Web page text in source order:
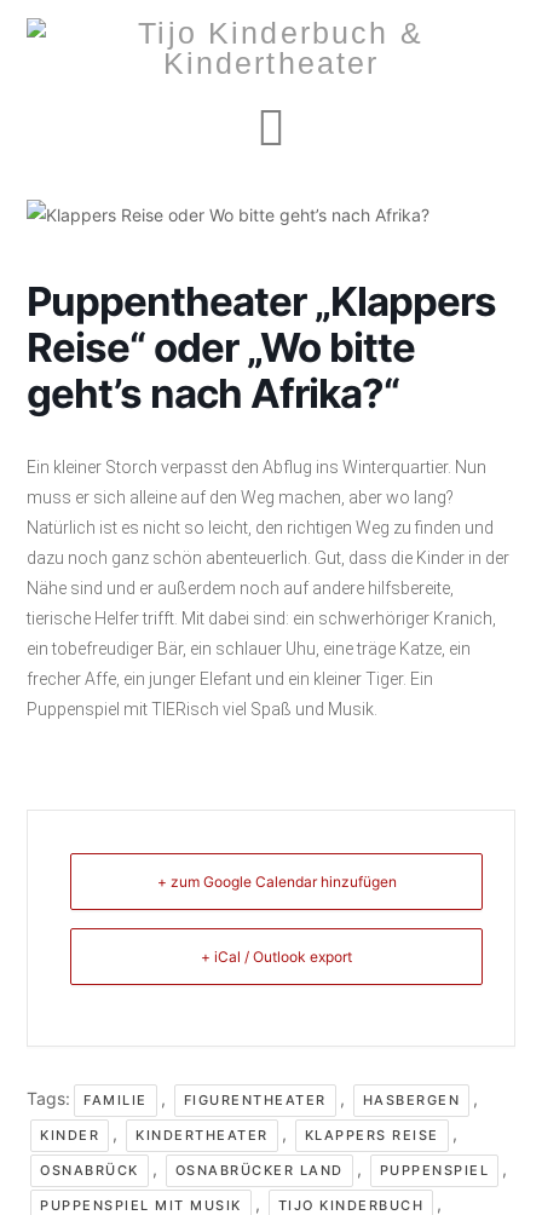
Puppentheater „Klappers
Reise“ oder „Wo bitte
geht’s nach Afrika?“
Ein kleiner Storch verpasst den Abflug ins Winterquartier. Nun
muss er sich alleine auf den Weg machen, aber wo lang?
Natürlich ist es nicht so leicht, den richtigen Weg zu finden und
dazu noch ganz schön abenteuerlich. Gut, dass die Kinder in der
Nähe sind und er außerdem noch auf andere hilfsbereite,
tierische Helfer trifft. Mit dabei sind: ein schwerhöriger Kranich,
ein tobefreudiger Bär, ein schlauer Uhu, eine träge Katze, ein
frecher Affe, ein junger Elefant und ein kleiner Tiger. Ein
Puppenspiel mit TIERisch viel Spaß und Musik.
+ zum Google Calendar hinzufügen
+ iCal / Outlook export
Tags: FAMILIE , FIGURENTHEATER , HASBERGEN ,
KINDER , KINDERTHEATER , KLAPPERS REISE ,
OSNABRÜCK , OSNABRÜCKER LAND , PUPPENSPIEL ,
PUPPENSPIEL MIT MUSIK , TIJO KINDERBUCH ,